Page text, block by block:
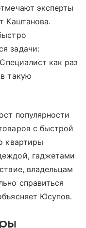
эксперты
Каштанова.
задачи:
как раз
такую
популярности
с быстрой
квартиры
гаджетами
владельцам
справиться
Юсупов.